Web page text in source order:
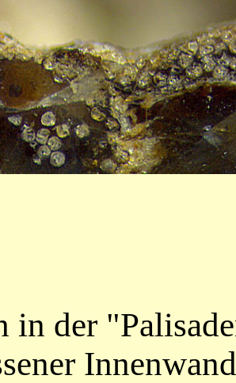
in der